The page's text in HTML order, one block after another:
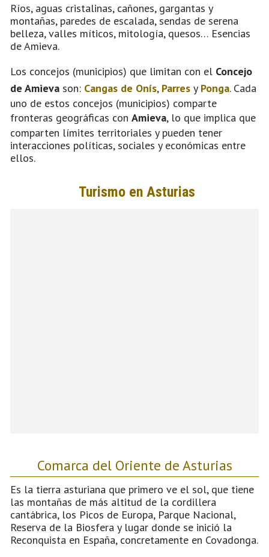
Ríos, aguas cristalinas, cañones, gargantas y
montañas, paredes de escalada, sendas de serena
belleza, valles míticos, mitología, quesos… Esencias
de Amieva.
Los concejos (municipios) que limitan con el Concejo
de Amieva son: Cangas de Onís, Parres y Ponga. Cada
uno de estos concejos (municipios) comparte
fronteras geográficas con Amieva, lo que implica que
comparten límites territoriales y pueden tener
interacciones políticas, sociales y económicas entre
ellos.
Comarca del Oriente de Asturias
Es la tierra asturiana que primero ve el sol, que tiene
las montañas de más altitud de la cordillera
cantábrica, los Picos de Europa, Parque Nacional,
Reserva de la Biosfera y lugar donde se inició la
Reconquista en España, concretamente en Covadonga.